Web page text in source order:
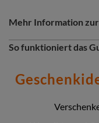
Question
Answer
Question
Mehr Information
Question
So funktioniert das
eine greifbare
Geschenk zur
wird: insbesondere